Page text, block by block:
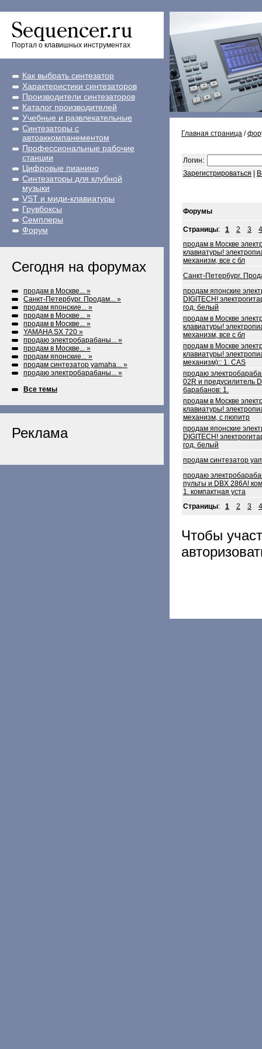
Портал о клавишных инструментах
Как выбрать синтезатор
Характеристики синтезаторов
Производители синтезаторов
Каталог производителей
Учебные и развлекательные
Синтезаторы с
автоаккомпанементом
Профессиональные рабочие
станции
Цифровые пианино
Синтезаторы для клубной
музыки
VST и миди-клавиатуры
Грувбоксы
Семплеры
Форум
Сегодня на форумах
продам в Москве... »
Санкт-Петербург. Продам... »
продам японские... »
продам в Москве... »
продам в Москве... »
YAMAHA SX 720 »
продаю электробарабаны... »
продам в Москве... »
продам японские... »
продам синтезатор yamaha... »
продаю электробарабаны... »
Все темы
Реклама
Главная страница /
Логин:
Зарегистрироваться
Форумы
Страницы: 1 2 3
4
продам в Москве
клавиатуры!
механизм, все с бл
Санкт-Петербург.
продам японские
DIGITECH!
год, белый
продам в Москве
клавиатуры!
механизм, все с бл
продам в Москве
клавиатуры!
механизм):: 1. CAS
продаю
02R и предусилитель
барабанов: 1.
продам в Москве
клавиатуры!
механизм, с пюпитр
продам японские
DIGITECH!
год, белый
продам синтезатор
продаю
пульты и DBX 286A!
1. компактная уста
Страницы: 1 2 3 4
Чтобы